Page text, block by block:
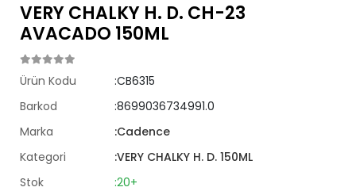
VERY CHALKY H. D. CH-23
AVACADO 150ML
Ürün Kodu
:CB6315
Barkod
:8699036734991.0
Marka
:Cadence
Kategori
:VERY CHALKY H. D. 150ML
Stok
:20+